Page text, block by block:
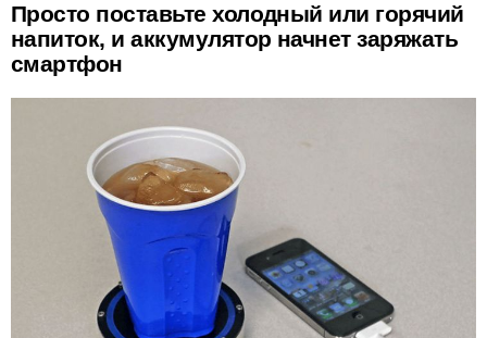
Просто поставьте холодный или горячий
напиток, и аккумулятор начнет заряжать
смартфон